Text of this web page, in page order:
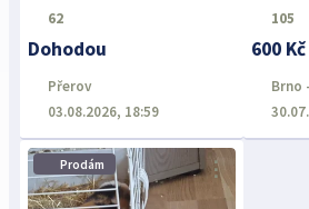
62
Dohodou
Přerov
03.08.2026, 18:59
105
600 Kč
Brno
Prodám ⋮